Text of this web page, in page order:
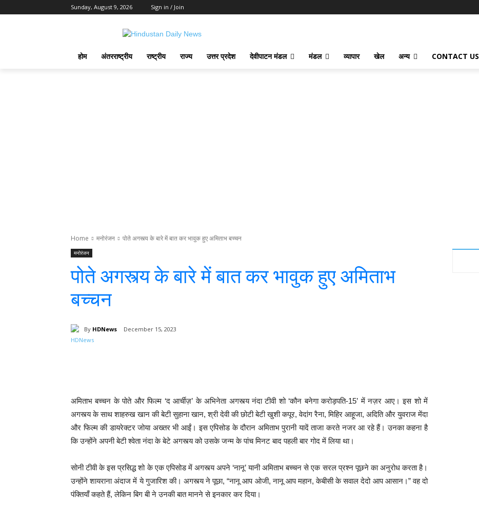
Sunday, August 9, 2026 Sign in / Join
होम अंतरराष्ट्रीय राष्ट्रीय राज्य उत्तर प्रदेश देवीपाटन मंडल मंडल व्यापार खेल अन्य CONTACT US
Home मनोरंजन पोते अगस्त्य के बारे में बात कर भावुक हुए अमिताभ बच्चन
मनोरंजन
पोते अगस्त्य के बारे में बात कर भावुक हुए अमिताभ
बच्चन
By HDNews December 15, 2023
अमिताभ बच्चन के पोते और फिल्म ‘द आर्चीज़’ के अभिनेता अगस्त्य नंदा टीवी शो ‘कौन बनेगा करोड़पति-15’ में नज़र आए। इस शो में
अगस्त्य के साथ शाहरुख खान की बेटी सुहाना खान, श्री देवी की छोटी बेटी खुशी कपूर, वेदांग रैना, मिहिर आहूजा, अदिति और युवराज मेंदा
और फिल्म की डायरेक्टर जोया अख्तर भी आईं। इस एपिसोड के दौरान अमिताभ पुरानी यादें ताजा करते नजर आ रहे हैं। उनका कहना है
कि उन्होंने अपनी बेटी श्वेता नंदा के बेटे अगस्त्य को उसके जन्म के पांच मिनट बाद पहली बार गोद में लिया था।
सोनी टीवी के इस प्रसिद्ध शो के एक एपिसोड में अगस्त्य अपने ‘नानू’ यानी अमिताभ बच्चन से एक सरल प्रश्न पूछने का अनुरोध करता है।
उन्होंने शायराना अंदाज में ये गुजारिश की। अगस्त्य ने पूछा, “नानू आप ओजी, नानू आप महान, केबीसी के सवाल देदो आप आसान।” वह दो
पंक्तियाँ कहते हैं, लेकिन बिग बी ने उनकी बात मानने से इनकार कर दिया।